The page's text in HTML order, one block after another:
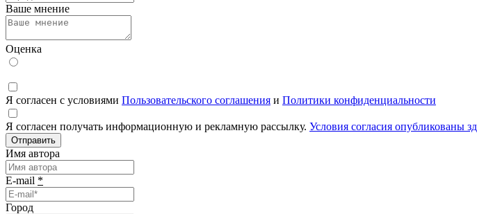
Ваше мнение
Оценка
Я согласен с условиями Пользовательского соглашения и Политики конфиденциальности
Я согласен получать информационную и рекламную рассылку. Условия согласия опубликованы
Отправить
Имя автора
E-mail *
Город